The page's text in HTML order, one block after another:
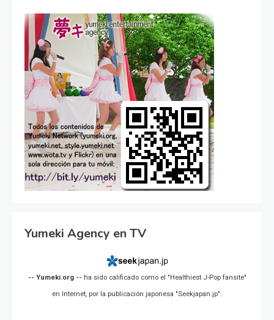
Yumeki Agency en TV
-- Yumeki.org -- ha sido calificado como el "Healthiest J-Pop fansite"
en Internet, por la publicación japonesa "Seekjapan.jp".